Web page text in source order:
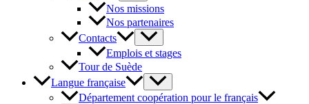
Nos missions
Nos partenaires
Contacts
Emplois et stages
Tour de Suède
Langue française
Département coopération pour le français